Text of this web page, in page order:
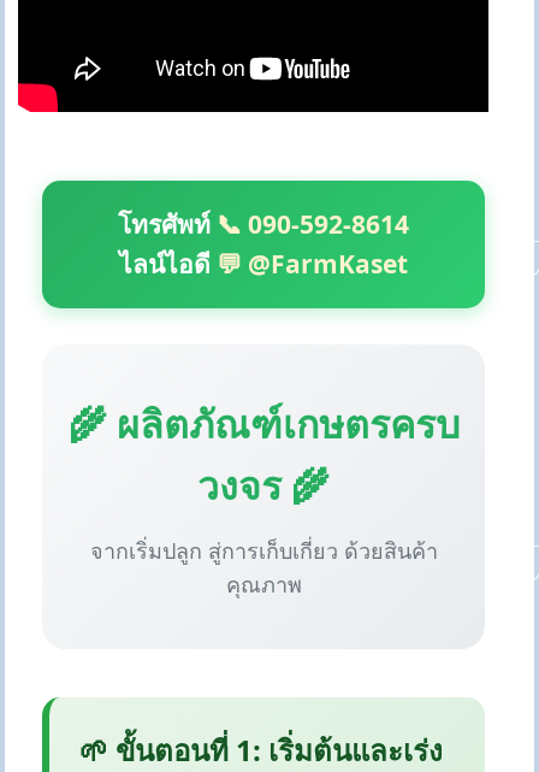
โทรศัพท์ 📞 090-592-8614
ไลน์ไอดี 💬 @FarmKaset
🌾 ผลิตภัณฑ์เกษตรครบ
วงจร 🌾
จากเริ่มปลูก สู่การเก็บเกี่ยว ด้วยสินค้า
คุณภาพ
🌱 ขั้นตอนที่ 1: เริ่มต้นและเร่ง